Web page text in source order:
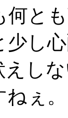
何と
し
し
ぇ。